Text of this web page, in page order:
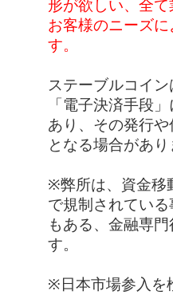
形が欲しい、全て
お客様のニーズ
す。
ステーブルコイ
「電子決済手段
あり、その発行
となる場合があり
※弊所は、資金移
で規制されてい
もある、金融専
す。
※日本市場参入を